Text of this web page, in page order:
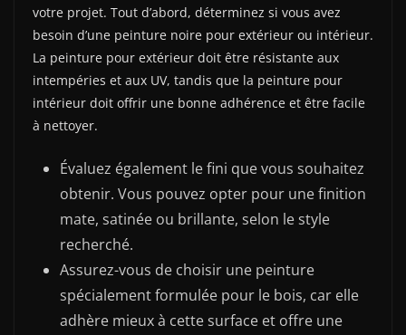
votre projet. Tout d’abord, déterminez si vous avez
besoin d’une peinture noire pour extérieur ou intérieur.
La peinture pour extérieur doit être résistante aux
intempéries et aux UV, tandis que la peinture pour
intérieur doit offrir une bonne adhérence et être facile
à nettoyer.
Évaluez également le fini que vous souhaitez
obtenir. Vous pouvez opter pour une finition
mate, satinée ou brillante, selon le style
recherché.
Assurez-vous de choisir une peinture
spécialement formulée pour le bois, car elle
adhère mieux à cette surface et offre une